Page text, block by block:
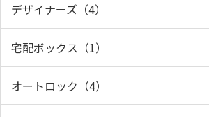
デザイナーズ（4）
宅配ボックス（1）
オートロック（4）